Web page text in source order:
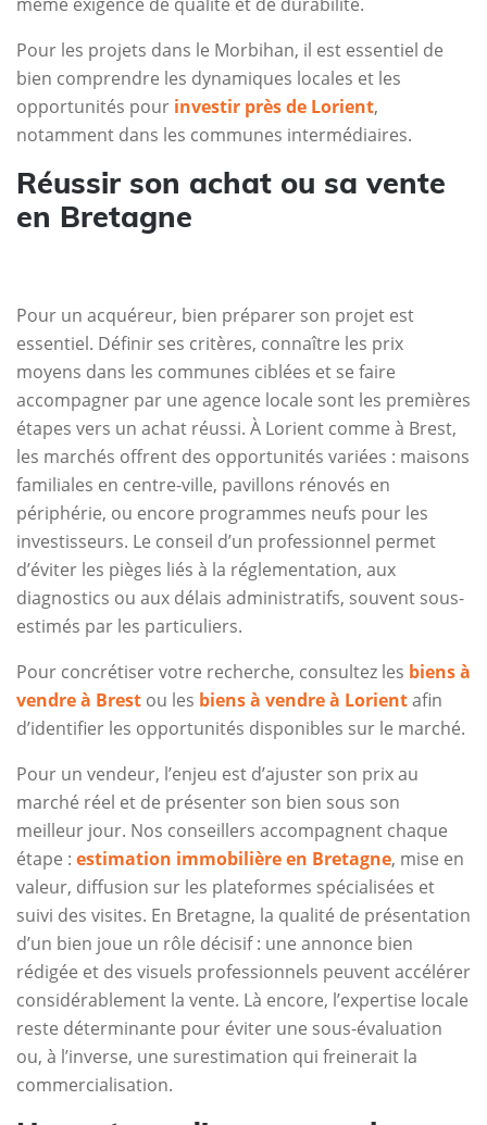
Pour les projets dans le Morbihan, il est essentiel de
bien comprendre les dynamiques locales et les
opportunités pour investir près de Lorient,
notamment dans les communes intermédiaires.
Réussir son achat ou sa vente
en Bretagne
Pour un acquéreur, bien préparer son projet est
essentiel. Définir ses critères, connaître les prix
moyens dans les communes ciblées et se faire
accompagner par une agence locale sont les premières
étapes vers un achat réussi. À Lorient comme à Brest,
les marchés offrent des opportunités variées : maisons
familiales en centre-ville, pavillons rénovés en
périphérie, ou encore programmes neufs pour les
investisseurs. Le conseil d’un professionnel permet
d’éviter les pièges liés à la réglementation, aux
diagnostics ou aux délais administratifs, souvent sous-
estimés par les particuliers.
Pour concrétiser votre recherche, consultez les biens à
vendre à Brest ou les biens à vendre à Lorientafin
d’identifier les opportunités disponibles sur le marché.
Pour un vendeur, l’enjeu est d’ajuster son prix au
marché réel et de présenter son bien sous son
meilleur jour. Nos conseillers accompagnent chaque
étape : estimation immobilière en Bretagne, mise en
valeur, diffusion sur les plateformes spécialisées et
suivi des visites. En Bretagne, la qualité de présentation
d’un bien joue un rôle décisif : une annonce bien
rédigée et des visuels professionnels peuvent accélérer
considérablement la vente. Là encore, l’expertise locale
reste déterminante pour éviter une sous-évaluation
ou, à l’inverse, une surestimation qui freinerait la
commercialisation.